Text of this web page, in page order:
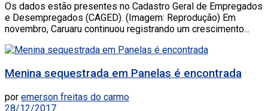
Os dados estão presentes no Cadastro Geral de Empregados
e Desempregados (CAGED). (Imagem: Reprodução) Em
novembro, Caruaru continuou registrando um crescimento...
Menina sequestrada em Panelas é encontrada
por emerson freitas do carmo
28/12/2017